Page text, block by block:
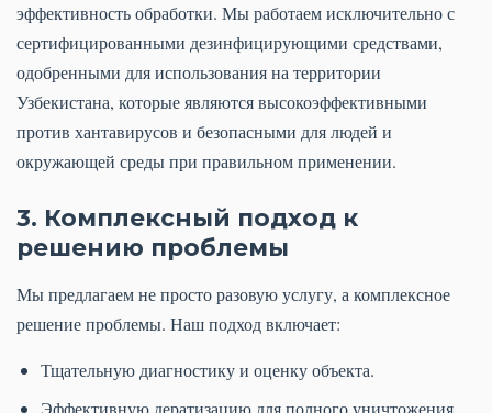
эффективность обработки. Мы работаем исключительно с
сертифицированными дезинфицирующими средствами,
одобренными для использования на территории
Узбекистана, которые являются высокоэффективными
против хантавирусов и безопасными для людей и
окружающей среды при правильном применении.
3. Комплексный подход к
решению проблемы
Мы предлагаем не просто разовую услугу, а комплексное
решение проблемы. Наш подход включает:
Тщательную диагностику и оценку объекта.
Эффективную дератизацию для полного уничтожения